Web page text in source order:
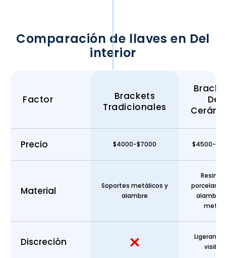
Comparación de llaves en Del
interior
Factor
Brackets
Tradicionales
De
Precio $4000-$7000 $4500-
Material
Soportes metálicos y
alambre
Resina
porcelana
alambre
metal.
Discreción
visible